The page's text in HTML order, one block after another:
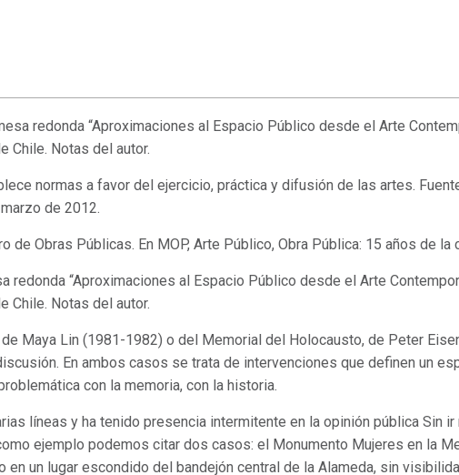
redonda “Aproximaciones al Espacio Público desde el Arte
Chile. Notas del autor.
normas a favor del ejercicio, práctica y difusión de las artes.
de 2012.
de Obras Públicas. En MOP, Arte Público, Obra Pública: 15 años de
redonda “Aproximaciones al Espacio Público desde el Arte
Chile. Notas del autor.
Maya Lin (1981-1982) o del Memorial del Holocausto, de Peter
En ambos casos se trata de intervenciones que definen un
con la memoria, con la historia.
líneas y ha tenido presencia intermitente en la opinión pública Sin
ejemplo podemos citar dos casos: el Monumento Mujeres en la
un lugar escondido del bandejón central de la Alameda, sin